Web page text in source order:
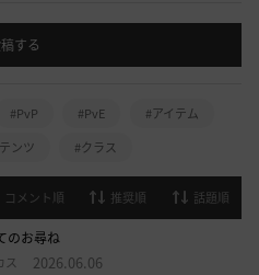
する
#PvP #PvE
#アイテム
ンツ #クラス
コメント順 推奨順 話題順
のお尋ね
ス 2026.06.06